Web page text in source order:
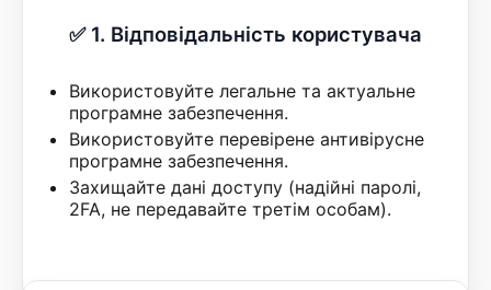
✅ 1. Відповідальність користувача
Використовуйте легальне та актуальне
програмне забезпечення.
Використовуйте перевірене антивірусне
програмне забезпечення.
Захищайте дані доступу (надійні паролі,
2FA, не передавайте третім особам).